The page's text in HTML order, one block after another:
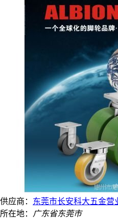
供应商： 东莞市长安科大五金营
所在地：
广东省东莞市